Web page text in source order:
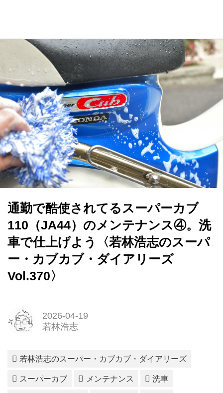
通勤で酷使されてるスーパーカブ
110（JA44）のメンテナンス④。洗
車で仕上げよう〈若林浩志のスーパ
ー・カブカブ・ダイアリーズ
Vol.370〉
2026-04-19
若林浩志
若林浩志のスーパー・カブカブ・ダイアリーズ
スーパーカブ メンテナンス 洗車